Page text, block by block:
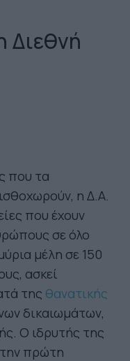
Διεθνή
που τα
η Δ.Α.
που έχουν
σε όλο
μέλη σε 150
ασκεί
της θανατικής
δικαιωμάτων,
Ο ιδρυτής της
την πρώτη